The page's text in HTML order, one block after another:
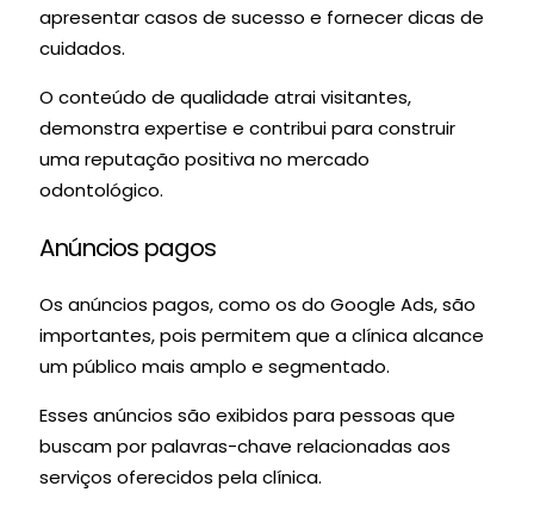
apresentar casos de sucesso e fornecer dicas de
cuidados.
O conteúdo de qualidade atrai visitantes,
demonstra expertise e contribui para construir
uma reputação positiva no mercado
odontológico.
Anúncios pagos
Os anúncios pagos, como os do Google Ads, são
importantes, pois permitem que a clínica alcance
um público mais amplo e segmentado.
Esses anúncios são exibidos para pessoas que
buscam por palavras-chave relacionadas aos
serviços oferecidos pela clínica.